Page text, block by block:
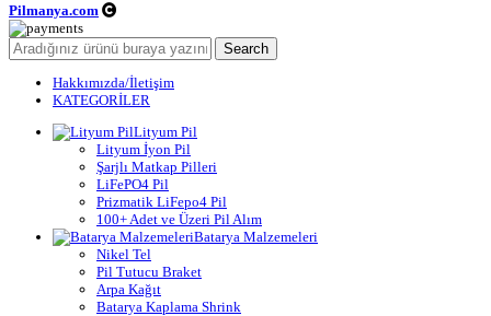
Pilmanya.com
Search
Hakkımızda/İletişim
KATEGORİLER
Lityum Pil
Lityum İyon Pil
Şarjlı Matkap Pilleri
LiFePO4 Pil
Prizmatik LiFepo4 Pil
100+ Adet ve Üzeri Pil Alım
Batarya Malzemeleri
Nikel Tel
Pil Tutucu Braket
Arpa Kağıt
Batarya Kaplama Shrink